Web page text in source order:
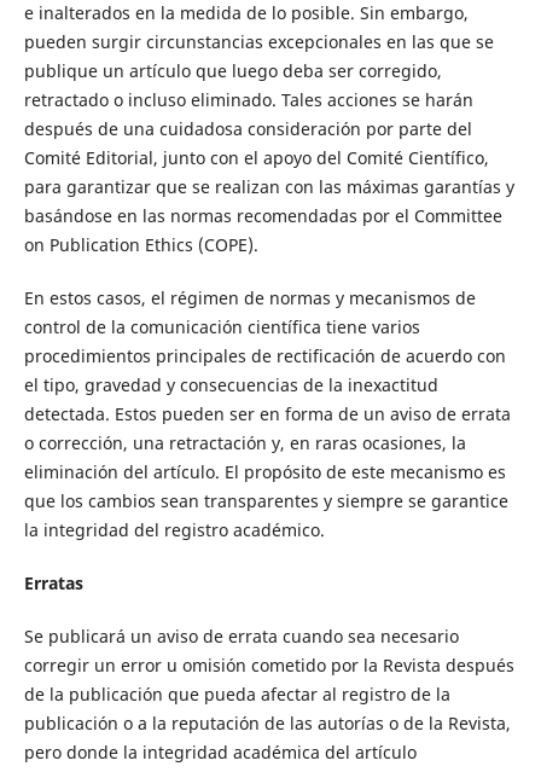
e inalterados en la medida de lo posible. Sin embargo,
pueden surgir circunstancias excepcionales en las que se
publique un artículo que luego deba ser corregido,
retractado o incluso eliminado. Tales acciones se harán
después de una cuidadosa consideración por parte del
Comité Editorial, junto con el apoyo del Comité Científico,
para garantizar que se realizan con las máximas garantías y
basándose en las normas recomendadas por el Committee
on Publication Ethics (COPE).
En estos casos, el régimen de normas y mecanismos de
control de la comunicación científica tiene varios
procedimientos principales de rectificación de acuerdo con
el tipo, gravedad y consecuencias de la inexactitud
detectada. Estos pueden ser en forma de un aviso de errata
o corrección, una retractación y, en raras ocasiones, la
eliminación del artículo. El propósito de este mecanismo es
que los cambios sean transparentes y siempre se garantice
la integridad del registro académico.
Erratas
Se publicará un aviso de errata cuando sea necesario
corregir un error u omisión cometido por la Revista después
de la publicación que pueda afectar al registro de la
publicación o a la reputación de las autorías o de la Revista,
pero donde la integridad académica del artículo